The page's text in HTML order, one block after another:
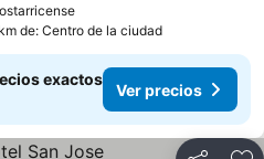
Ver precios
de: Centro de la ciudad
exactos
Ver precios